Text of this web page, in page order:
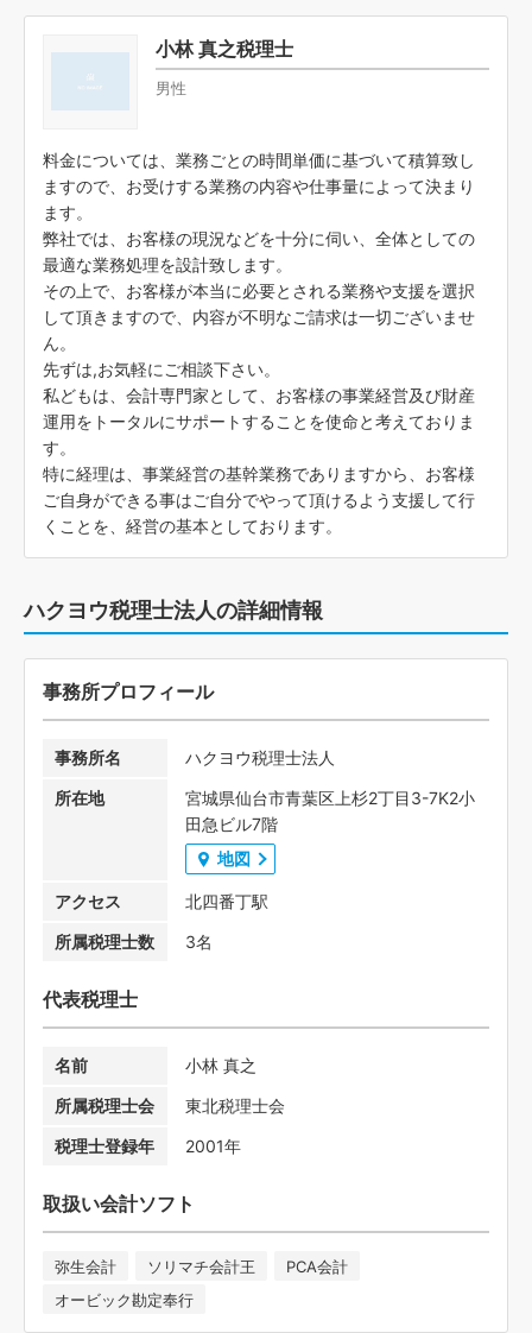
小林 真之税理士
男性
料金については、業務ごとの時間単価に基づいて積算致し
ますので、お受けする業務の内容や仕事量によって決まり
ます。
弊社では、お客様の現況などを十分に伺い、全体としての
最適な業務処理を設計致します。
その上で、お客様が本当に必要とされる業務や支援を選択
して頂きますので、内容が不明なご請求は一切ございませ
ん。
先ずは,お気軽にご相談下さい。
私どもは、会計専門家として、お客様の事業経営及び財産
運用をトータルにサポートすることを使命と考えておりま
す。
特に経理は、事業経営の基幹業務でありますから、お客様
ご自身ができる事はご自分でやって頂けるよう支援して行
くことを、経営の基本としております。
ハクヨウ税理士法人の詳細情報
事務所プロフィール
事務所名
ハクヨウ税理士法人
所在地
宮城県仙台市青葉区上杉2丁目3-7K2小
田急ビル7階
地図
アクセス
北四番丁駅
所属税理士数
3名
代表税理士
名前
小林 真之
所属税理士会
東北税理士会
税理士登録年
2001年
取扱い会計ソフト
弥生会計 ソリマチ会計王
PCA会計
オービック勘定奉行